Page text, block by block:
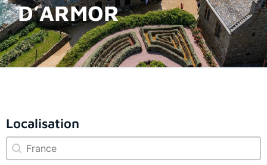
D’ARMOR
Localisation
Localisation
Localisation